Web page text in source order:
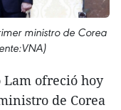
ministro de Corea
Lam ofreció hoy
de Corea